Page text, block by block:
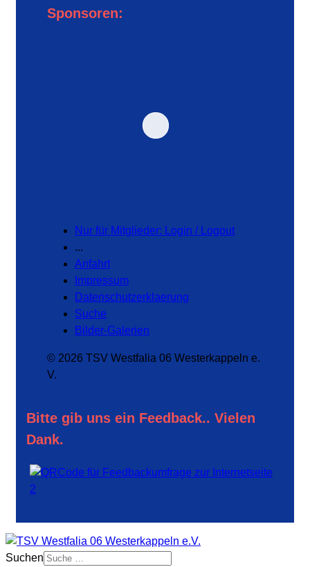
Sponsoren:
Nur für Mitglieder: Login / Logout
...
Anfahrt
Impressum
Datenschutzerklaerung
Suche
Bilder-Galerien
© 2026 TSV Westfalia 06 Westerkappeln e.
V.
Bitte gib uns ein Feedback.. Vielen
Dank.
Suchen